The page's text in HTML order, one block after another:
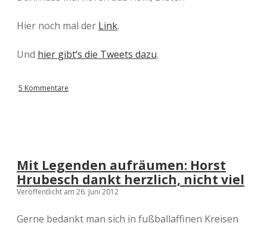
Hier noch mal der Link.
Und hier gibt’s die Tweets dazu.
5 Kommentare
Mit Legenden aufräumen: Horst
Hrubesch dankt herzlich, nicht viel
Veröffentlicht am 26. Juni 2012
Gerne bedankt man sich in fußballaffinen Kreisen